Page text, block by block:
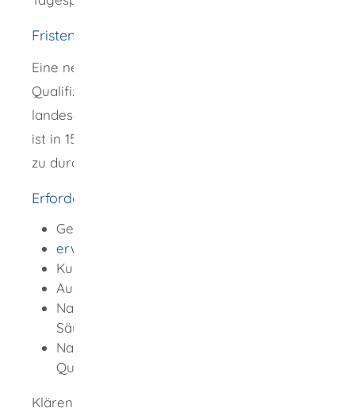
Fristen
Eine neu begonnene
Qualifizierungsmaßnahme auf Grundlage des
landeseinheitlichen Qualifizierungskonzepts
ist in 15 bis längstens 18 Monaten vollständig
zu durchlaufen.
Erforderliche Unterlagen
Gesundheitszeugnis
erweitertes Führungszeugnis
Kurzlebenslauf
Ausbildungsnachweise
Nachweis zum Kurs "Erste Hilfe bei
Säuglingen und Kleinkindern"
Nachweis über
Qualifizierungsmaßnahmen
Klären Sie mit dem Jugendamt, welche